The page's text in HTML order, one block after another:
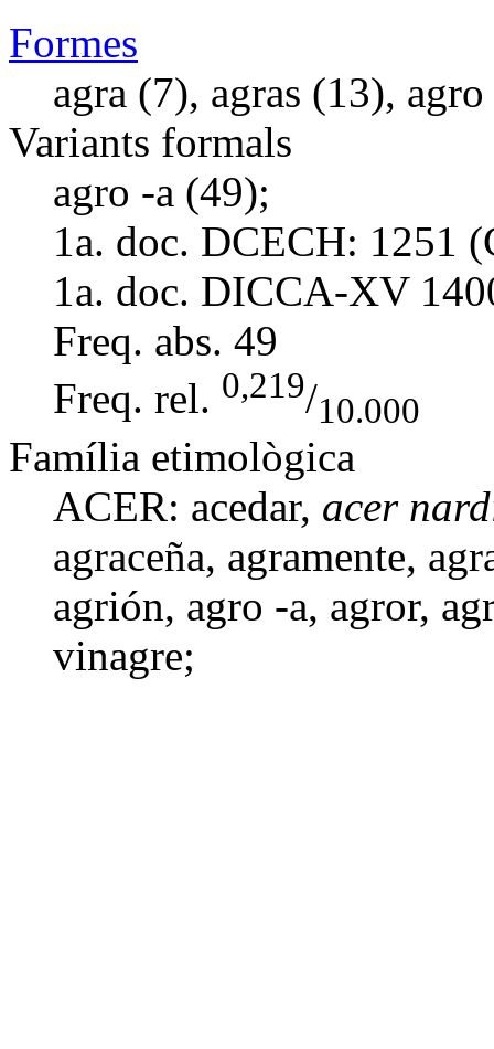
Formes
agra (7), agras (13),
Variants formals
agro -a (49);
1a. doc. DCECH: 1251
1a. doc. DICCA-XV
Freq. abs. 49
Freq. rel. 0,219/10.000
Família etimològica
ACER: acedar, acer
agraceña, agramente,
agrión, agro -a, agror,
vinagre;